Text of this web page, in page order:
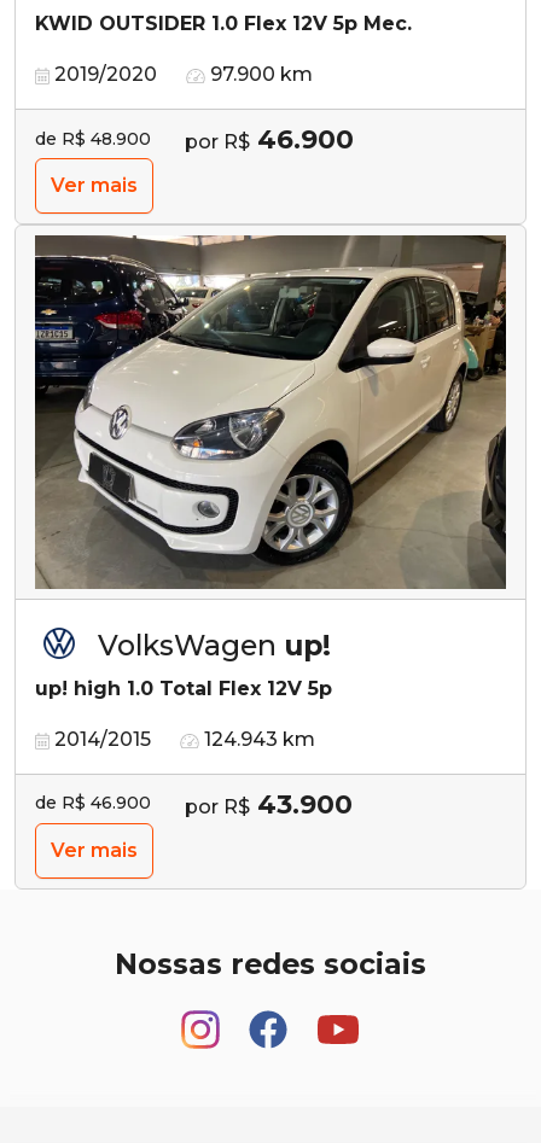
KWID OUTSIDER 1.0 Flex 12V 5p Mec.
2019/2020 97.900 km
de R$ 48.900 por R$ 46.900
Ver mais
VolksWagen up!
up! high 1.0 Total Flex 12V 5p
2014/2015 124.943 km
de R$ 46.900 por R$ 43.900
Ver mais
Nossas redes sociais